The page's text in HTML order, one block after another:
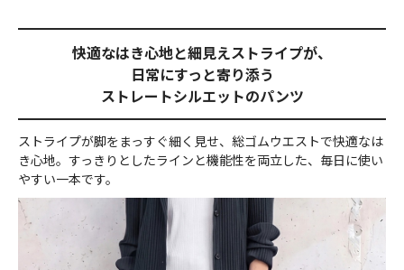
快適なはき心地と細見えストライプが、
日常にすっと寄り添う
ストレートシルエットのパンツ
ストライプが脚をまっすぐ細く見せ、総ゴムウエストで快適なは
き心地。すっきりとしたラインと機能性を両立した、毎日に使い
やすい一本です。